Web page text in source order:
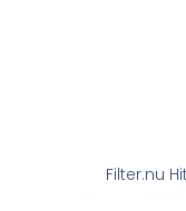
Filter.nu